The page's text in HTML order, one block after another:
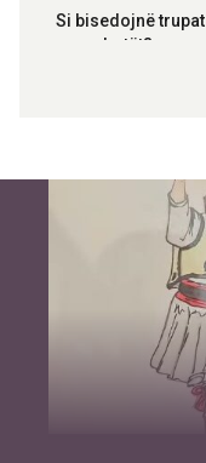
Si bisedojnë
me robotët?
inteligjente